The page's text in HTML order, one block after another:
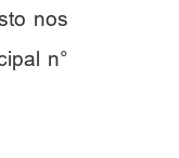
nos
n°